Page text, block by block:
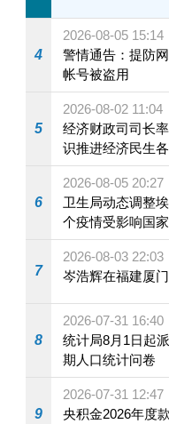
4
2026-08-05 15:14
警情通告：提防
帐号被盗用
5
2026-08-02 11:04
经济财政司司长
识推进经济民生
6
2026-08-05 20:27
卫生局动态调整
个疫情受影响国
施
7
2026-08-03 22:03
岑浩辉在福建厦
8
2026-07-31 16:40
统计局8月1日起派员上门 协助
期人口统计问卷
9
2026-07-31 12:47
央积金2026年度款项